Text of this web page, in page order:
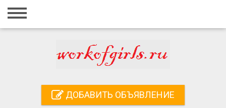
Главная
Регистрация
Добавить объявление
ДОБАВИТЬ ОБЪЯВЛЕНИЕ